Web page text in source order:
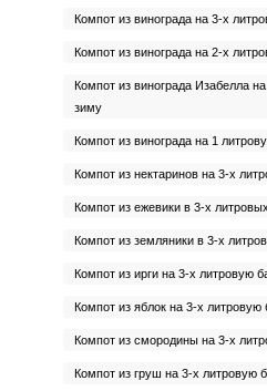
Компот из винограда на 3-х
Компот из винограда на 2-х
Компот из винограда Изабелла
зиму
Компот из винограда на 1
Компот из нектаринов на 3-х
Компот из ежевики в 3-х
Компот из земляники в 3-х
Компот из ирги на 3-х литровую
Компот из яблок на 3-х литровую
Компот из смородины на 3-х
Компот из груш на 3-х литровую